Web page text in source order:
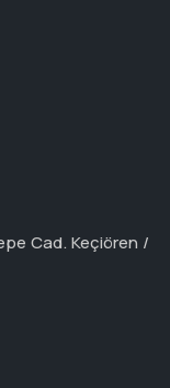
Cad. Keçiören /